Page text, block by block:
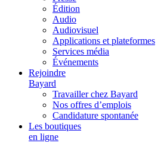
Édition
Audio
Audiovisuel
Applications et plateformes
Services média
Événements
Rejoindre
Bayard
Travailler chez Bayard
Nos offres d’emplois
Candidature spontanée
Les boutiques
en ligne